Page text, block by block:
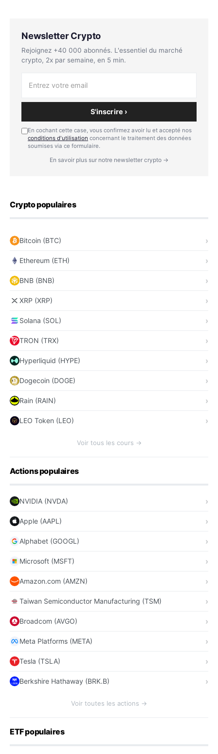
Newsletter Crypto
Rejoignez +40 000 abonnés. L'essentiel du marché
crypto, 2x par semaine, en 5 min.
S'inscrire ›
En cochant cette case, vous confirmez avoir lu et accepté nos
conditions d'utilisation concernant le traitement des données
soumises via ce formulaire.
En savoir plus sur notre newsletter crypto →
Crypto populaires
Bitcoin (BTC)
Ethereum (ETH)
BNB (BNB)
XRP (XRP)
Solana (SOL)
TRON (TRX)
Hyperliquid (HYPE)
Dogecoin (DOGE)
Rain (RAIN)
LEO Token (LEO)
Voir tous les cours →
Actions populaires
NVIDIA (NVDA)
Apple (AAPL)
Alphabet (GOOGL)
Microsoft (MSFT)
Amazon.com (AMZN)
Taiwan Semiconductor Manufacturing (TSM)
Broadcom (AVGO)
Meta Platforms (META)
Tesla (TSLA)
Berkshire Hathaway (BRK.B)
Voir toutes les actions →
ETF populaires